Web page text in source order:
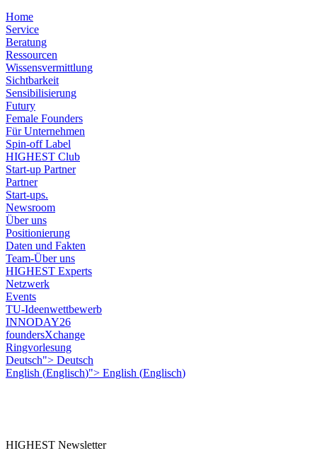
Home
Service
Beratung
Ressourcen
Wissensvermittlung
Sichtbarkeit
Sensibilisierung
Futury
Female Founders
Für Unternehmen
Spin-off Label
HIGHEST Club
Start-up Partner
Partner
Start-ups.
Newsroom
Über uns
Positionierung
Daten und Fakten
Team-Über uns
HIGHEST Experts
Netzwerk
Events
TU-Ideenwettbewerb
INNODAY26
foundersXchange
Ringvorlesung
Deutsch"> Deutsch
English (Englisch)"> English (Englisch)
HIGHEST Newsletter